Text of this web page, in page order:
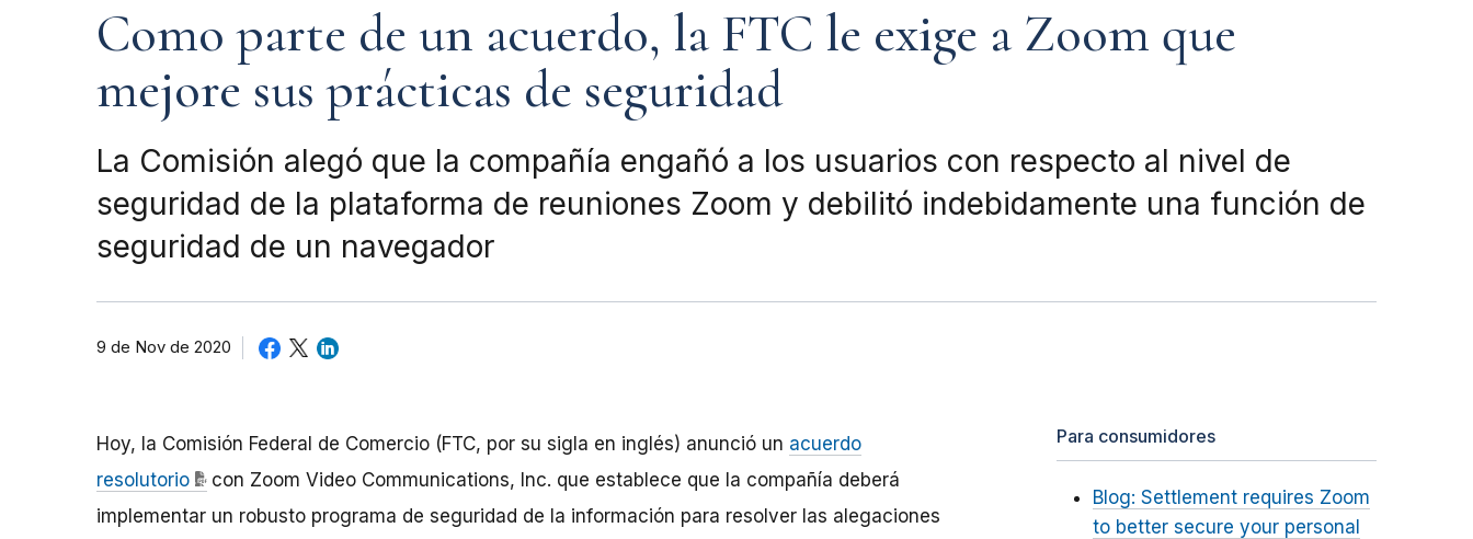
Como parte de un acuerdo, la FTC le exige a Zoom que
mejore sus prácticas de seguridad
La Comisión alegó que la compañía engañó a los usuarios con respecto al nivel de
seguridad de la plataforma de reuniones Zoom y debilitó indebidamente una función de
seguridad de un navegador
9 de Nov de 2020
Hoy, la Comisión Federal de Comercio (FTC, por su sigla en inglés) anunció un acuerdo
resolutorio
con Zoom Video Communications, Inc. que establece que la compañía deberá
implementar un robusto programa de seguridad de la información para resolver las alegaciones
Para consumidores
Blog: Settlement requires Zoom
to better secure your personal